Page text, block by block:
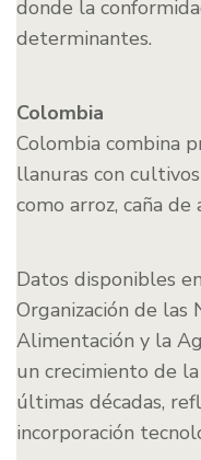
donde la
determinantes.
Colombia
Colombia combina
llanuras con
como arroz, caña de
Datos disponibles
Organización de las
Alimentación y la
un crecimiento de
últimas décadas,
incorporación